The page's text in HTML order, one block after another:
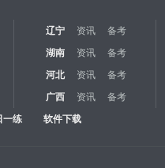
辽宁 资讯 备考
湖南 资讯 备考
河北 资讯 备考
广西 资讯 备考
一练 软件下载